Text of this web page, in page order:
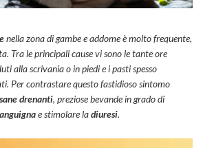
nella zona di gambe e addome è molto frequente,
Tra le principali cause vi sono le tante ore
alla scrivania o in piedi e i pasti spesso
Per contrastare questo fastidioso sintomo
drenanti, preziose bevande in grado di
e stimolare ladiuresi.